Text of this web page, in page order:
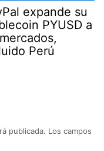
expande su
PYUSD a
Perú
publicada. Los campos